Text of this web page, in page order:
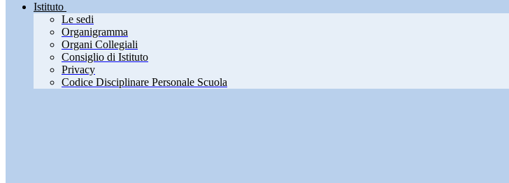
Istituto
Le sedi
Organigramma
Organi Collegiali
Consiglio di Istituto
Privacy
Codice Disciplinare Personale Scuola